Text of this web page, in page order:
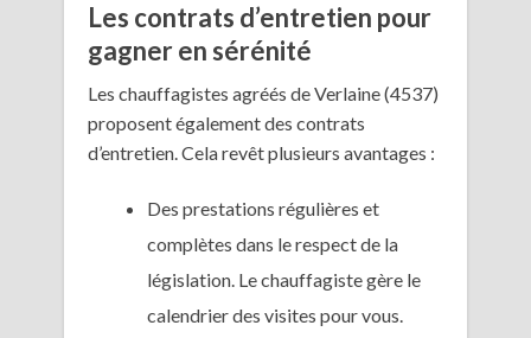
Les contrats d’entretien pour
gagner en sérénité
Les chauffagistes agréés de Verlaine (4537)
proposent également des contrats
d’entretien. Cela revêt plusieurs avantages :
Des prestations régulières et
complètes dans le respect de la
législation. Le chauffagiste gère le
calendrier des visites pour vous.